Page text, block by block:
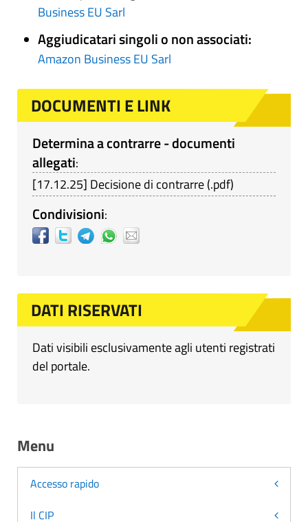
Business EU Sarl
Aggiudicatari singoli o non associati:
Amazon Business EU Sarl
DOCUMENTI E LINK
Determina a contrarre - documenti
allegati:
[17.12.25] Decisione di contrarre(.pdf)
Condivisioni:
DATI RISERVATI
Dati visibili esclusivamente agli utenti registrati
del portale.
Menu
Accesso rapido
Il CIP